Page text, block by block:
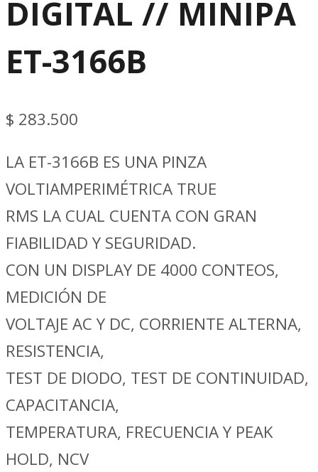
DIGITAL // MINIPA
ET-3166B
$ 283.500
LA ET-3166B ES UNA PINZA
VOLTIAMPERIMÉTRICA TRUE
RMS LA CUAL CUENTA CON GRAN
FIABILIDAD Y SEGURIDAD.
CON UN DISPLAY DE 4000 CONTEOS,
MEDICIÓN DE
VOLTAJE AC Y DC, CORRIENTE ALTERNA,
RESISTENCIA,
TEST DE DIODO, TEST DE CONTINUIDAD,
CAPACITANCIA,
TEMPERATURA, FRECUENCIA Y PEAK
HOLD, NCV